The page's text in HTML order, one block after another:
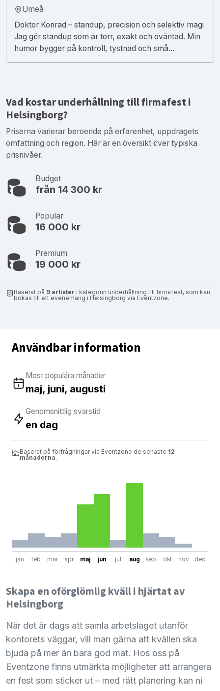
Umeå
Doktor Konrad – standup, precision och selektiv magi
Jag gör standup som är torr, exakt och oväntad. Min
humor bygger på kontroll, tystnad och små...
Vad kostar underhållning till firmafest i
Helsingborg?
Priserna varierar beroende på erfarenhet, uppdragets
omfattning och region. Här är en översikt över typiska
prisnivåer.
Budget
från 14 300 kr
Populär
16 000 kr
Premium
19 000 kr
Baserat på 9 artister i kategorin underhållning till firmafest, som kan
bokas till ett evenemang i Helsingborg via Eventzone.
Användbar information
Mest populära månader
maj, juni, augusti
Genomsnittlig svarstid
en dag
Baserat på förfrågningar via Eventzone de senaste 12
månaderna.
jan feb mar apr maj jun jul aug sep okt nov dec
Skapa en oförglömlig kväll i hjärtat av
Helsingborg
När det är dags att samla arbetslaget utanför
kontorets väggar, vill man gärna att kvällen ska
bjuda på mer än bara god mat. Hos oss på
Eventzone finns utmärkta möjligheter att arrangera
en fest som sticker ut – med rätt planering kan ni